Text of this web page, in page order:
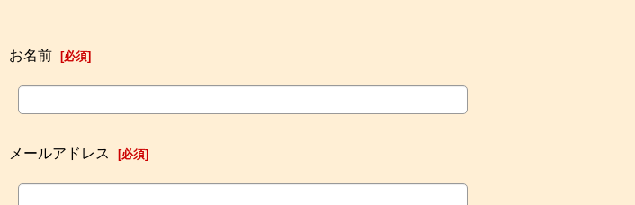
お名前 [必須]
メールアドレス [必須]